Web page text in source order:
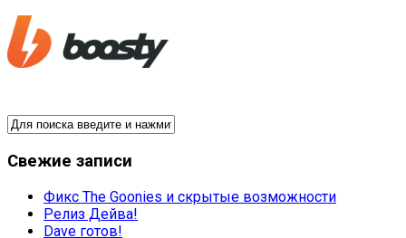
Свежие записи
Фикс The Goonies и скрытые возможности
Релиз Дейва!
Dave готов!